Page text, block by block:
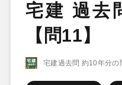
宅建 過去
【問11】
宅建過去問 約10年分の